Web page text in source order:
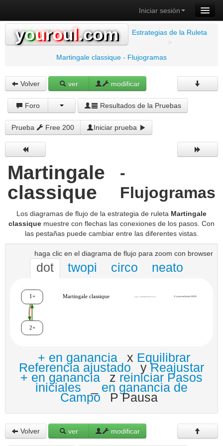
Iniciar sesión
youroul.com
Estrategias de la Ruleta
>
Martingale classique - Flujogramas
Volver ver modificar
Foro Resultados de la Pruebas
Prueba Free 200 Iniciar prueba
Martingale
classique
-
Flujogramas
Los diagramas de flujo de la estrategia de ruleta Martingale
classique muestre con flechas las conexiones de los pasos. Con
las pestañas puede cambiar entre las diferentes vistas.
haga clic en el diagrama de flujo para zoom con browser
dot twopi circo neato
+ en ganancia x Equilibrar
Referencia ajustado yReajustar
+ en ganancia z reiniciar Pasos
iniciales en ganancia de
Campo P Pausa
Volver ver modificar